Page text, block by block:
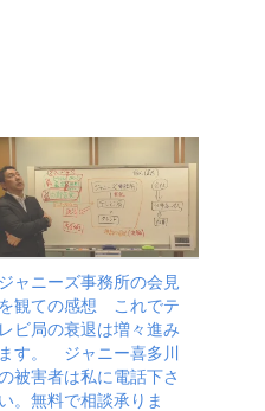
ジャニーズ事務所の会見
を観ての感想 これでテ
レビ局の衰退は増々進み
ます。 ジャニー喜多川
被害者は私に電話下さ
い。無料で相談承りま